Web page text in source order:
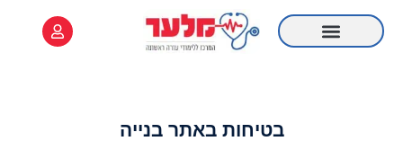
לתוכן
בטיחות באתר בנייה